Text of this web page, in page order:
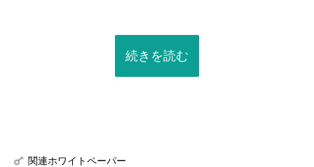
続きを読む
関連ホワイトペーパー